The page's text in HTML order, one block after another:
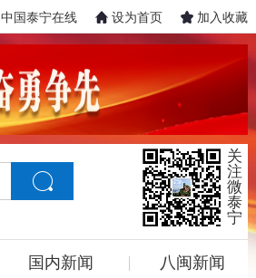
中国泰宁在线 设为首页 加入收藏
关
注
微
泰
宁
国内新闻
八闽新闻